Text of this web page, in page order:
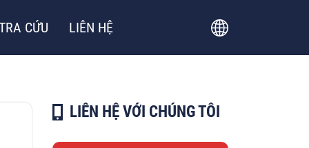
CỨU LIÊN HỆ
LIÊN HỆ VỚI CHÚNG TÔI